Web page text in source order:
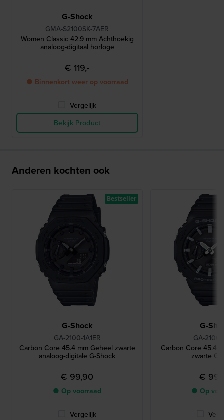
G-Shock
GMA-S2100SK-7AER
Women Classic 42.9 mm Achthoekig
analoog-digitaal horloge
€ 119,-
● Binnenkort weer op voorraad
Vergelijk
Bekijk Product
Anderen kochten ook
G-Shock
GA-2100-1A1ER
Carbon Core 45.4 mm Geheel zwarte
analoog-digitale G-Shock
€ 99,90
● Op voorraad
Vergelijk
Bestseller
G-
GA-2100-
Carbon Core 45.4
zwarte G-
€
● Op